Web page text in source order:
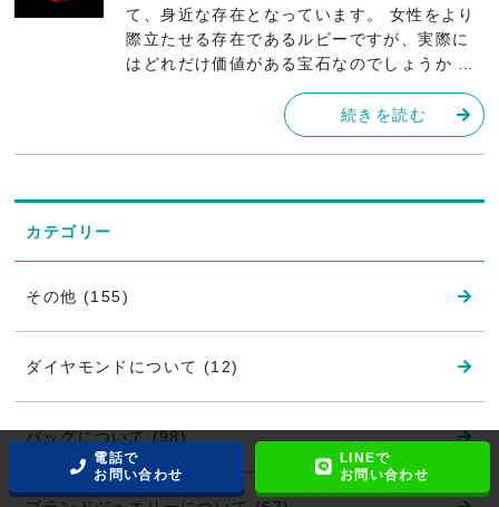
て、身近な存在となっています。 女性をより
際立たせる存在であるルビーですが、実際に
はどれだけ価値がある宝石なのでしょうか …
続きを読む
カテゴリー
その他 (155)
ダイヤモンドについて (12)
バッグについて (98)
電話で
お問い合わせ
LINEで
お問い合わせ